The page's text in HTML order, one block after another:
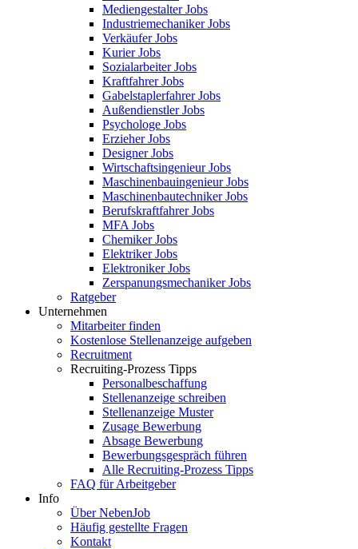
Mediengestalter Jobs
Industriemechaniker Jobs
Verkäufer Jobs
Kurier Jobs
Sozialarbeiter Jobs
Kraftfahrer Jobs
Gabelstaplerfahrer Jobs
Außendienstler Jobs
Psychologe Jobs
Erzieher Jobs
Designer Jobs
Wirtschaftsingenieur Jobs
Maschinenbauingenieur Jobs
Maschinenbautechniker Jobs
Berufskraftfahrer Jobs
MFA Jobs
Chemiker Jobs
Elektriker Jobs
Elektroniker Jobs
Zerspanungsmechaniker Jobs
Ratgeber
Unternehmen
Mitarbeiter finden
Kostenlose Stellenanzeige aufgeben
Recruitment
Recruiting-Prozess Tipps
Personalbeschaffung
Stellenanzeige schreiben
Stellenanzeige Muster
Zusage Bewerbung
Absage Bewerbung
Bewerbungsgespräch führen
Alle Recruiting-Prozess Tipps
FAQ für Arbeitgeber
Info
Über NebenJob
Häufig gestellte Fragen
Kontakt